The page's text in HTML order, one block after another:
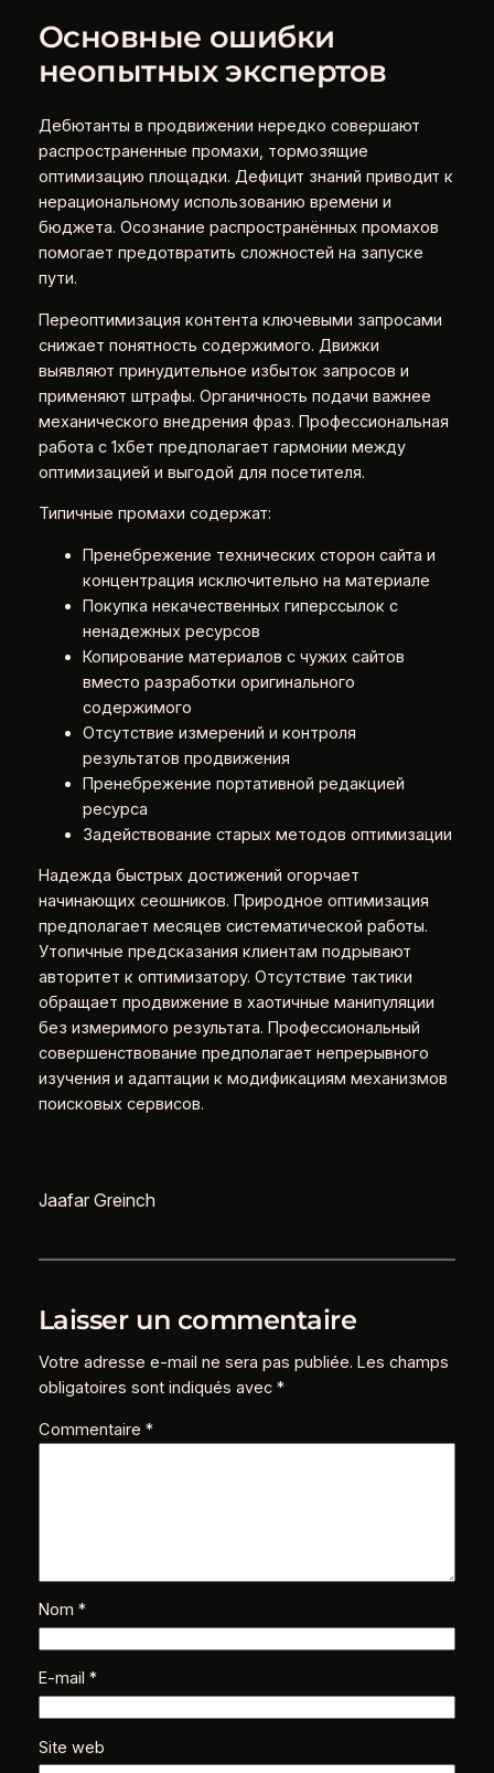
Основные ошибки
неопытных экспертов
Дебютанты в продвижении нередко совершают
распространенные промахи, тормозящие
оптимизацию площадки. Дефицит знаний приводит к
нерациональному использованию времени и
бюджета. Осознание распространённых промахов
помогает предотвратить сложностей на запуске
пути.
Переоптимизация контента ключевыми запросами
снижает понятность содержимого. Движки
выявляют принудительное избыток запросов и
применяют штрафы. Органичность подачи важнее
механического внедрения фраз. Профессиональная
работа с 1хбет предполагает гармонии между
оптимизацией и выгодой для посетителя.
Типичные промахи содержат:
Пренебрежение технических сторон сайта и
концентрация исключительно на материале
Покупка некачественных гиперссылок с
ненадежных ресурсов
Копирование материалов с чужих сайтов
вместо разработки оригинального
содержимого
Отсутствие измерений и контроля
результатов продвижения
Пренебрежение портативной редакцией
ресурса
Задействование старых методов оптимизации
Надежда быстрых достижений огорчает
начинающих сеошников. Природное оптимизация
предполагает месяцев систематической работы.
Утопичные предсказания клиентам подрывают
авторитет к оптимизатору. Отсутствие тактики
обращает продвижение в хаотичные манипуляции
без измеримого результата. Профессиональный
совершенствование предполагает непрерывного
изучения и адаптации к модификациям механизмов
поисковых сервисов.
Jaafar Greinch
Laisser un commentaire
Votre adresse e-mail ne sera pas publiée. Les champs
obligatoires sont indiqués avec *
Commentaire *
Nom *
E-mail *
Site web